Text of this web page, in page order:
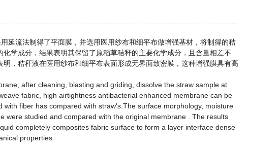
延流法制得了平面膜，并选用医用纱布和细平布做增强基材，将制得的秸
学成分，结果表明其保留了原稻草秸秆的主要化学成分，且含量相差不
，秸秆液在医用纱布和细平布表面形成无界面致密膜，这种增强膜具有高
after cleaning, blasting and griding, dissolve the straw sample at
fabric, high airtightness antibacterial enhanced membrane can be
fiber has compared with straw's.The surface morphology, moisture
were studied and compared with the original membrane . The results
completely composites fabric surface to form a layer interface dense
properties.